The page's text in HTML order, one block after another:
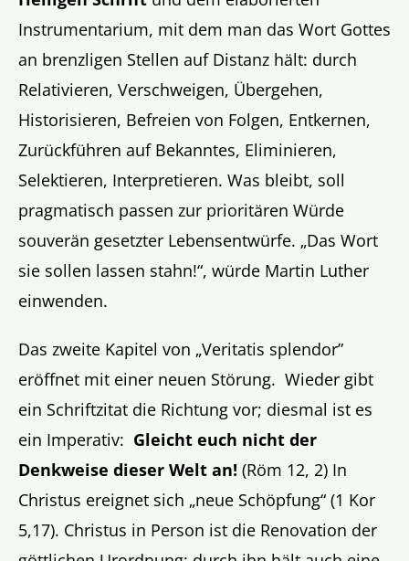
Instrumentarium, mit dem man das Wort Gottes
an brenzligen Stellen auf Distanz hält: durch
Relativieren, Verschweigen, Übergehen,
Historisieren, Befreien von Folgen, Entkernen,
Zurückführen auf Bekanntes, Eliminieren,
Selektieren, Interpretieren. Was bleibt, soll
pragmatisch passen zur prioritären Würde
souverän gesetzter Lebensentwürfe. „Das Wort
sie sollen lassen stahn!“, würde Martin Luther
einwenden.
Das zweite Kapitel von „Veritatis splendor”
eröffnet mit einer neuen Störung. Wieder gibt
ein Schriftzitat die Richtung vor; diesmal ist es
ein Imperativ: Gleicht euch nicht der
Denkweise dieser Welt an! (Röm 12, 2) In
Christus ereignet sich „neue Schöpfung“ (1 Kor
5,17). Christus in Person ist die Renovation der